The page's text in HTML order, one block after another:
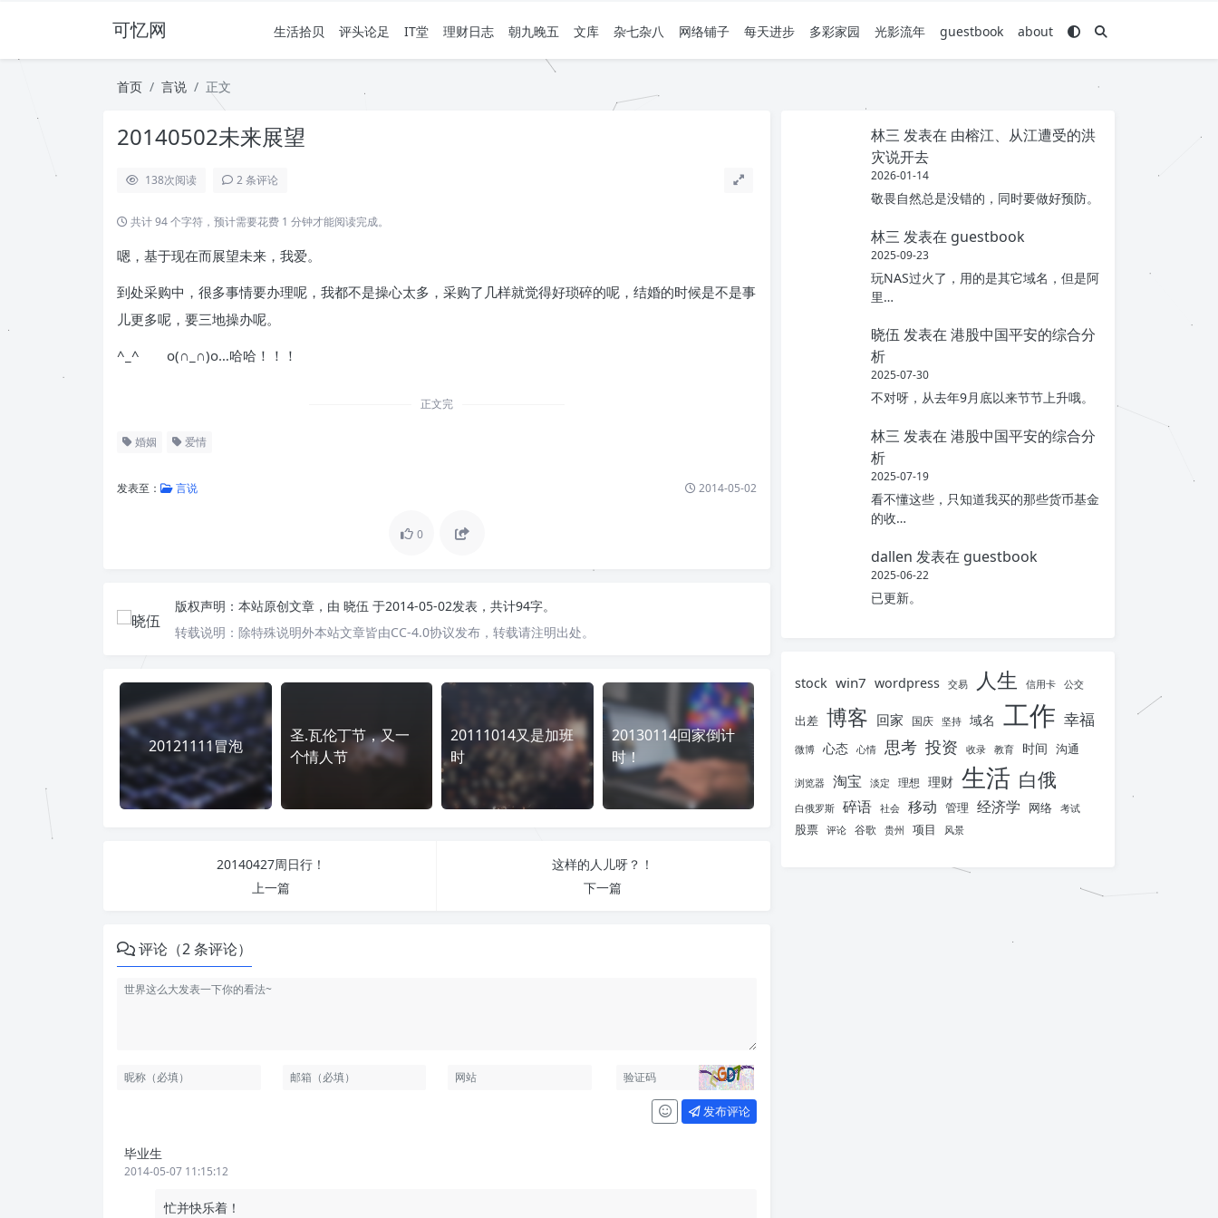
可忆网 生活拾贝 评头论足 IT堂 理财日志 朝九晚五 文库 杂七杂八 网络铺子 每天进步 多彩家园 光影流年 guestbook about
首页 言说 正文
20140502未来展望
138次阅读 2 条评论
共计 94 个字符，预计需要花费 1 分钟才能阅读完成。
嗯，基于现在而展望未来，我爱。
到处采购中，很多事情要办理呢，我都不是操心太多，采购了几样就觉得好琐碎的呢，结婚的时候是不是事
儿更多呢，要三地操办呢。
^_^ o(∩_∩)o…哈哈！！！
正文完
婚姻 爱情
发表至： 言说 2014-05-02
0
版权声明： 本站原创文章，由 晓伍 于2014-05-02发表，共计94字。
转载说明： 除特殊说明外本站文章皆由CC-4.0协议发布，转载请注明出处。
20121111冒泡
圣.瓦伦丁节，又一
个情人节
20111014又是加班
时
20130114回家倒计
时！
20140427周日行！
上一篇
这样的人儿呀？！
下一篇
评论（2 条评论）
发布评论
毕业生
2014-05-07 11:15:12
忙并快乐着！
林三 发表在 由榕江、从江遭受的洪
灾说开去
2026-01-14
敬畏自然总是没错的，同时要做好预防。
林三 发表在 guestbook
2025-09-23
玩NAS过火了，用的是其它域名，但是阿
里…
晓伍 发表在 港股中国平安的综合分
析
2025-07-30
不对呀，从去年9月底以来节节上升哦。
林三 发表在 港股中国平安的综合分
析
2025-07-19
看不懂这些，只知道我买的那些货币基金
的收…
dallen 发表在 guestbook
2025-06-22
已更新。
stock win7 wordpress 交易 人生 信用卡 公交
出差 博客 回家 国庆 坚持 域名 工作 幸福
微博 心态 心情 思考 投资 收录 教育 时间 沟通
浏览器 淘宝 淡定 理想 理财 生活 白俄
白俄罗斯 碎语 社会 移动 管理 经济学 网络 考试
股票 评论 谷歌 贵州 项目 风景